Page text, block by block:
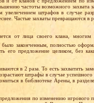
частоты возможного захвата
увеличением штрафов в случае
Частые захваты превращаются в
от лица своего клана, многим
законченным, полностью
его предложение целиком, без
в 2 раза. То есть захватить
штрафы в случае успешного
в библиотеке Арены, в
по изменению игрового